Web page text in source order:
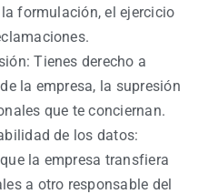
formulación, el ejercicio
Tienes derecho a
la empresa, la supresión
que te conciernan.
de los datos:
la empresa transfiera
a otro responsable del